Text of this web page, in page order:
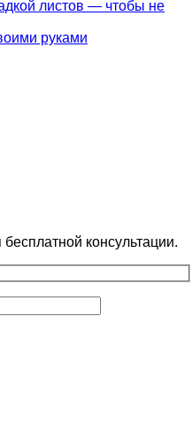
листов — чтобы не
бесплатной консультации.